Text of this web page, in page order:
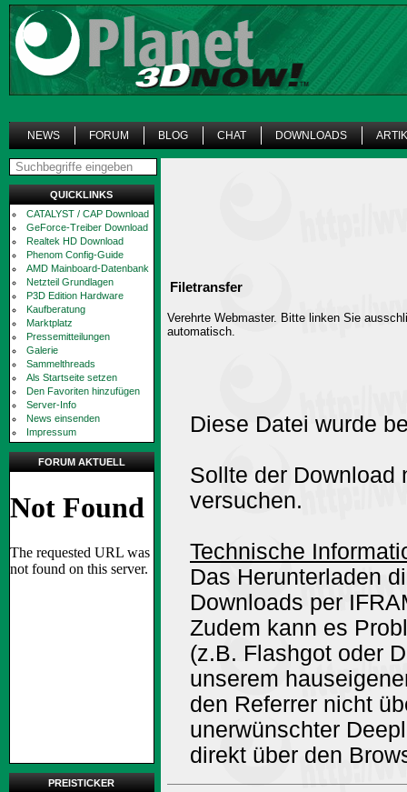
NEWS FORUM BLOG CHAT DOWNLOADS
QUICKLINKS
CATALYST / CAP Download
GeForce-Treiber Download
Realtek HD Download
Phenom Config-Guide
AMD Mainboard-Datenbank
Netzteil Grundlagen
P3D Edition Hardware
Kaufberatung
Marktplatz
Pressemitteilungen
Galerie
Sammelthreads
Als Startseite setzen
Den Favoriten hinzufügen
Server-Info
News einsenden
Impressum
FORUM AKTUELL
PREISTICKER
Filetransfer
Verehrte Webmaster. Bitte linken Sie
automatisch.
Diese Datei wurde
Sollte der
versuchen.
Technische
Das Herunterladen
Downloads per
Zudem kann es
(z.B. Flashgot oder
unserem
den Referrer nicht
unerwünschter
direkt über den